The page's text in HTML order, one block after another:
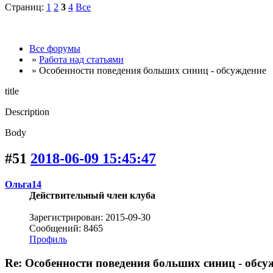
Страниц: 1 2 3 4 Все
Все форумы
» Работа над статьями
» Особенности поведения больших синиц - обсуждение
title
Description
Body
#51 2018-06-09 15:45:47
Ольга14
Действительный член клуба
Зарегистрирован: 2015-09-30
Сообщений: 8465
Профиль
Re: Особенности поведения больших синиц -